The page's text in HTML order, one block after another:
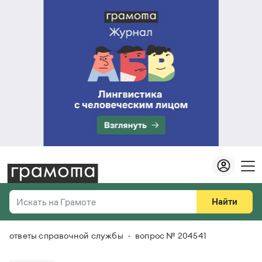
Искать на Грамоте
Справочная служба
Найти
Везде
ответы справочной службы вопрос № 204541